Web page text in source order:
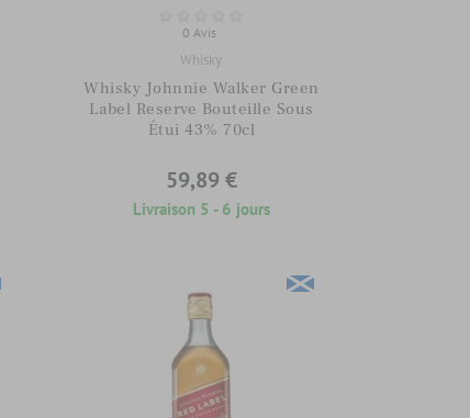
0 Avis
Whisky
Whisky Johnnie Walker Green
Label Reserve Bouteille Sous
Étui 43% 70cl
59,89 €
Livraison 5 - 6 jours